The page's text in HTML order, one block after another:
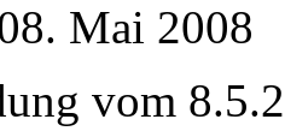
Mai 2008
vom